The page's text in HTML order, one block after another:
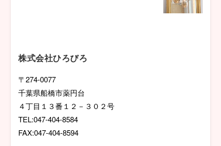
シ
ョ
ン
株式会社ひろびろ
〒274-0077
千葉県船橋市薬円台
４丁目１３番１２－３０２号
TEL:047-404-8584
FAX:047-404-8594